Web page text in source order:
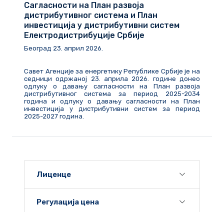
Сагласности на План развоја
дистрибутивног система и План
инвестиција у дистрибутивни систем
Електродистрибуције Србије
Београд 23. април 2026.
Савет Агенције за енергетику Републике Србије је на
седници одржаној 23. априла 2026. године донео
одлуку о давању сагласности на План развоја
дистрибутивног система за период 2025-2034
година и одлуку о давању сагласности на План
инвестиција у дистрибутивни систем за период
2025-2027 година.
Лиценце
Регулација цена